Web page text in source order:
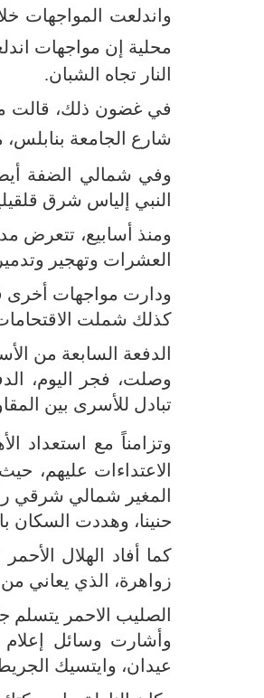
واندلعت المواجهات
محلية إن مواجهات
النار تجاه الشبان.
في غضون ذلك، قالت
شارع الجامعة
وفي شمالي الضفة
النبي إلياس شرق
ومنذ أسابيع، تتعرض
العشرات وتهجير
ودارت مواجهات أخرى
كذلك شملت
الدفعة السابعة من
وصلت، فجر اليوم،
تبادل للأسرى بين
وتزامناً مع استعداد
الاعتداءات عليهم،
المغير شمالي شرقي
حنينا، وهددت السكان
كما أفاد الهلال
زواهرة، الذي يعاني
الصليب الاحمر يتسلم جثث 4 اسرى
عيدان، وايتسيك